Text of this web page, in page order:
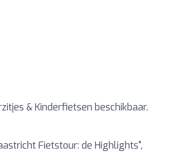
& Kinderfietsen beschikbaar.
Fietstour: de Highlights",